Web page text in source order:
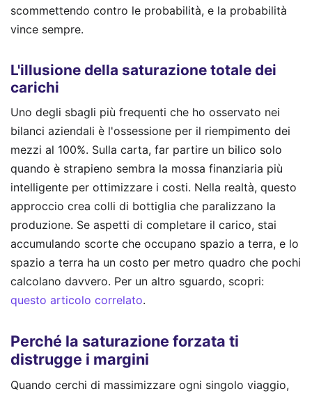
scommettendo contro le probabilità, e la probabilità
vince sempre.
L'illusione della saturazione totale dei
carichi
Uno degli sbagli più frequenti che ho osservato nei
bilanci aziendali è l'ossessione per il riempimento dei
mezzi al 100%. Sulla carta, far partire un bilico solo
quando è strapieno sembra la mossa finanziaria più
intelligente per ottimizzare i costi. Nella realtà, questo
approccio crea colli di bottiglia che paralizzano la
produzione. Se aspetti di completare il carico, stai
accumulando scorte che occupano spazio a terra, e lo
spazio a terra ha un costo per metro quadro che pochi
calcolano davvero. Per un altro sguardo, scopri:
questo articolo correlato.
Perché la saturazione forzata ti
distrugge i margini
Quando cerchi di massimizzare ogni singolo viaggio,